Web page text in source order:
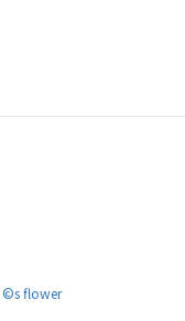
©s flower